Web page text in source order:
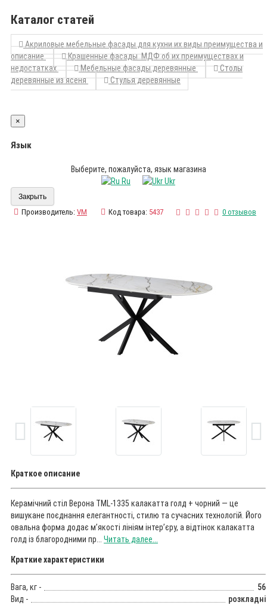
Каталог статей
Акриловые мебельные фасады для кухни их виды преимущества и
описание
Крашенные фасады МДФ об их преимуществах и
недостатках
Мебельные фасады деревянные
Столы
деревянные из ясеня
Стулья деревянные
×
Язык
Выберите, пожалуйста, язык магазина
Ru
Ukr
Закрыть
Производитель: VM Код товара: 5437 0 отзывов
Краткое описание
Керамічний стіл Верона TML-1335 калакатта голд + чорний — це
вишукане поєднання елегантності, стилю та сучасних технологій. Його
овальна форма додає м’якості лініям інтер’єру, а відтінок калакатта
голд із благородними пр... Читать далее...
Краткие характеристики
Вага, кг -
56
Вид -
розкладні